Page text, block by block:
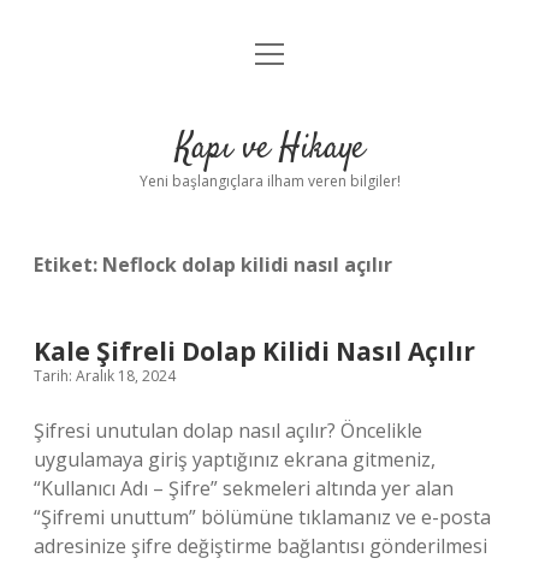
Anasayfa
Yasal Uyarı
menüyü
Kapı ve Hikaye
Yeni başlangıçlara ilham veren bilgiler!
Etiket: Neflock dolap kilidi nasıl açılır
Kale Şifreli Dolap Kilidi Nasıl Açılır
Tarih: Aralık 18, 2024
Şifresi unutulan dolap nasıl açılır? Öncelikle
uygulamaya giriş yaptığınız ekrana gitmeniz,
“Kullanıcı Adı – Şifre” sekmeleri altında yer alan
“Şifremi unuttum” bölümüne tıklamanız ve e-posta
adresinize şifre değiştirme bağlantısı gönderilmesi